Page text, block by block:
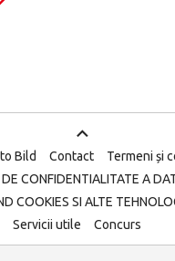
Bild Contact
Termeni și
CONFIDENTIALITATE A
COOKIES SI ALTE
Servicii utile
Concurs